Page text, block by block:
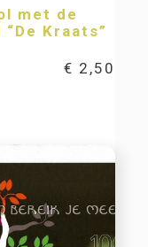
met de
Kraats”
€ 2,50